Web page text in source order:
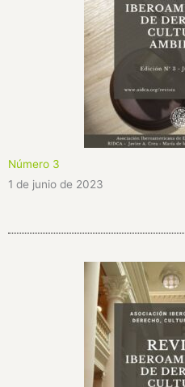
Número 3
1 de junio de 2023